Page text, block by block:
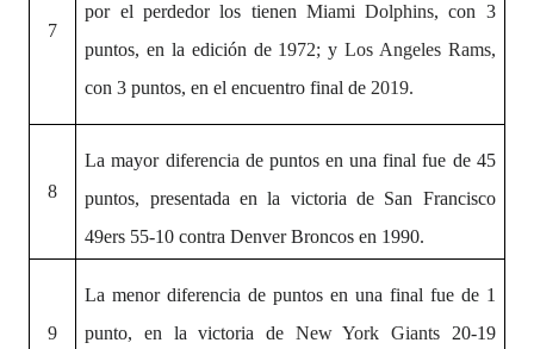
7
por el perdedorlos tienen Miami Dolphins, con 3
puntos, en la edición de 1972; yLos Angeles Rams,
con 3 puntos, en el encuentro final de 2019.
8
La mayor diferencia de puntos en una final fue de45
puntos, presentada en la victoria de San Francisco
49ers 55-10 contra Denver Broncos en 1990.
9
La menor diferencia de puntos en una final fue de 1
punto, en la victoria de New York Giants 20-19